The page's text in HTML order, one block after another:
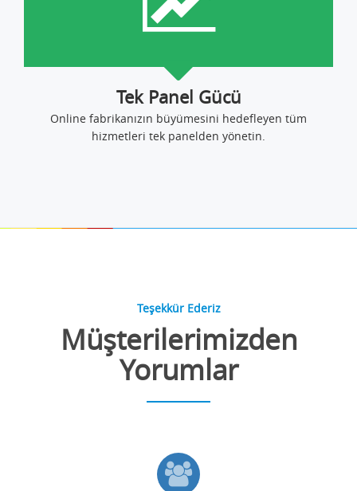
Tek Panel Gücü
Online fabrikanızın büyümesini hedefleyen tüm
hizmetleri tek panelden yönetin.
Teşekkür Ederiz
Müşterilerimizden
Yorumlar